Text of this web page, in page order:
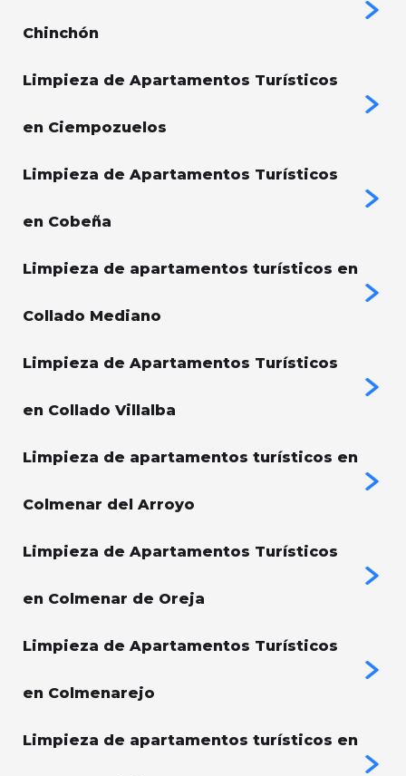
Chinchón
Limpieza de Apartamentos Turísticos
en Ciempozuelos
Limpieza de Apartamentos Turísticos
en Cobeña
Limpieza de apartamentos turísticos en
Collado Mediano
Limpieza de Apartamentos Turísticos
en Collado Villalba
Limpieza de apartamentos turísticos en
Colmenar del Arroyo
Limpieza de Apartamentos Turísticos
en Colmenar de Oreja
Limpieza de Apartamentos Turísticos
en Colmenarejo
Limpieza de apartamentos turísticos en